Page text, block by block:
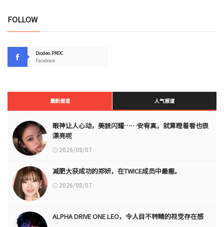
FOLLOW
Diodeo.PROC
Facebook
最新报道 人气报道
眼神让人心动，美貌闪耀……安宥真，就算瞪着看也很
漂亮呢
2026/08/07
减肥大获成功的郑妍，在TWICE成员中最瘦。
2026/08/07
ALPHA DRIVE ONE LEO，令人目不转睛的视觉存在感